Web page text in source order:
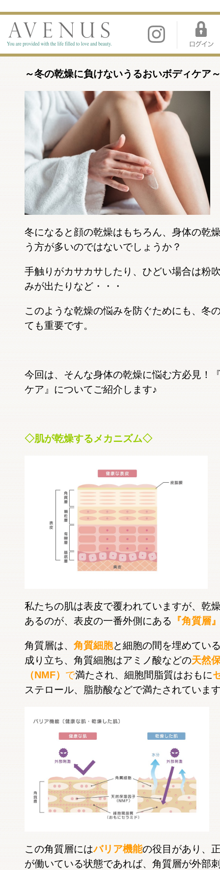
～冬の乾燥に負けないうるおいボディケア
冬になると顔の乾燥はもちろん、身体の乾
う方が多いのではないでしょうか？
手触りがカサカサしたり、ひどい場合は粉
みが出たりなど・・・
このような乾燥の悩みを防ぐためにも、冬
ても重要です。
今回は、そんな身体の乾燥に悩む方必見！
ケア』についてご紹介します♪
◇肌が乾燥するメカニズム◇
私たちの肌は表皮で覆われていますが、乾
あるのが、表皮の一番外側にある 『角質層
角質層は、 角質細胞と細胞の間を埋めてい
成り立ち、角質細胞はアミノ酸などの天然
（NMF） で満たされ、細胞間脂質はおもに
ステロール、脂肪酸などで満たされていま
この角質層にはバリア機能の役目があり、
が働いている状態であれば、角質層が外部